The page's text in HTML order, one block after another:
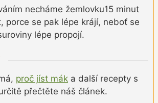
necháme žemlovku15 minut
porce se pak lépe krájí, neboť se
lépe propojí.
proč jíst mák a další recepty s
přečtěte náš článek.